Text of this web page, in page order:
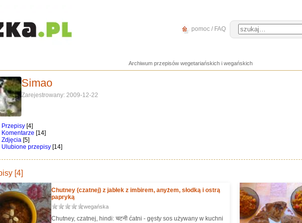
pomoc / FAQ
Archiwum przepisów wegetariańskich i wegańskich
Simao
Zarejestrowany: 2009-12-22
Przepisy [4]
Komentarze [14]
Zdjęcia [5]
Ulubione przepisy [14]
[4]
Chutney (czatnej) z jabłek z imbirem, anyżem, słodką i ostrą
papryką
wegańska
Chutney, czatnej, hindi: चटनी ćatni - gęsty sos używany w kuchni